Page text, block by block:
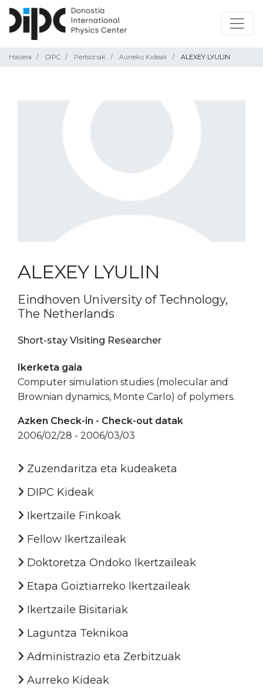
Hasiera DIPC Pertsonak Aurreko Kideak ALEXEY LYULIN
ALEXEY LYULIN
Eindhoven University of Technology,
The Netherlands
Short-stay Visiting Researcher
Ikerketa gaia
Computer simulation studies (molecular and
Brownian dynamics, Monte Carlo) of polymers.
Azken Check-in - Check-out datak
2006/02/28 - 2006/03/03
Zuzendaritza eta kudeaketa
DIPC Kideak
Ikertzaile Finkoak
Fellow Ikertzaileak
Doktoretza Ondoko Ikertzaileak
Etapa Goiztiarreko Ikertzaileak
Ikertzaile Bisitariak
Laguntza Teknikoa
Administrazio eta Zerbitzuak
Aurreko Kideak